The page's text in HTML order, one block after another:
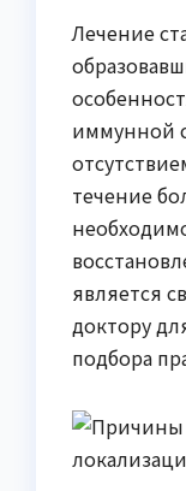
Лечение
иммунной
течение
является
доктору
подбора